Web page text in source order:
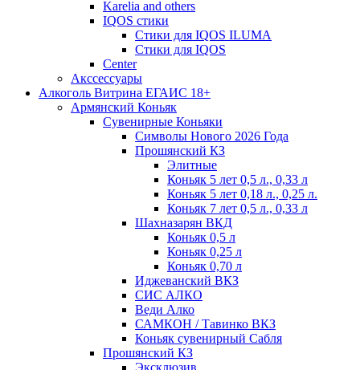
Karelia and others
IQOS стики
Стики для IQOS ILUMA
Стики для IQOS
Сenter
Акссессуары
Алкоголь Витрина ЕГАИС 18+
Армянский Коньяк
Сувенирные Коньяки
Символы Нового 2026 Года
Прошянский КЗ
Элитные
Коньяк 5 лет 0,5 л., 0,33 л
Коньяк 5 лет 0,18 л., 0,25 л.
Коньяк 7 лет 0,5 л., 0,33 л
Шахназарян ВКД
Коньяк 0,5 л
Коньяк 0,25 л
Коньяк 0,70 л
Иджеванский ВКЗ
СИС АЛКО
Веди Алко
САМКОН / Тавинко ВКЗ
Коньяк сувенирный Сабля
Прошянский КЗ
Эксклюзив